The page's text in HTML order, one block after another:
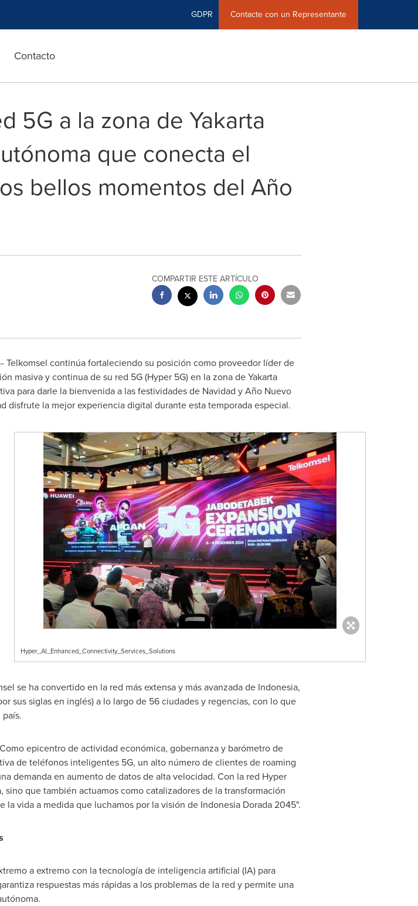
GDPR Contacte con un Representante
Contacto
5G a la zona de Yakarta
que conecta el
bellos momentos del Año
COMPARTIR ESTE ARTÍCULO
Telkomsel continúa fortaleciendo su posición como proveedor líder de
masiva y continua de su red 5G (Hyper 5G) en la zona de Yakarta
para darle la bienvenida a las festividades de Navidad y Año Nuevo
disfrute la mejor experiencia digital durante esta temporada especial.
Hyper_AI_Enhanced_Connectivity_Services_Solutions
se ha convertido en la red más extensa y más avanzada de Indonesia,
sus siglas en inglés) a lo largo de 56 ciudades y regencias, con lo que
epicentro de actividad económica, gobernanza y barómetro de
de teléfonos inteligentes 5G, un alto número de clientes de roaming
demanda en aumento de datos de alta velocidad. Con la red Hyper
que también actuamos como catalizadores de la transformación
vida a medida que luchamos por la visión de Indonesia Dorada 2045".
a extremo con la tecnología de inteligencia artificial (IA) para
respuestas más rápidas a los problemas de la red y permite una